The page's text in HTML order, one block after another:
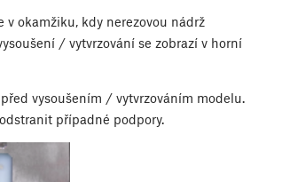
okamžiku, kdy nerezovou nádrž
/ vytvrzování se zobrazí v horní
vysoušením / vytvrzováním modelu.
případné podpory.